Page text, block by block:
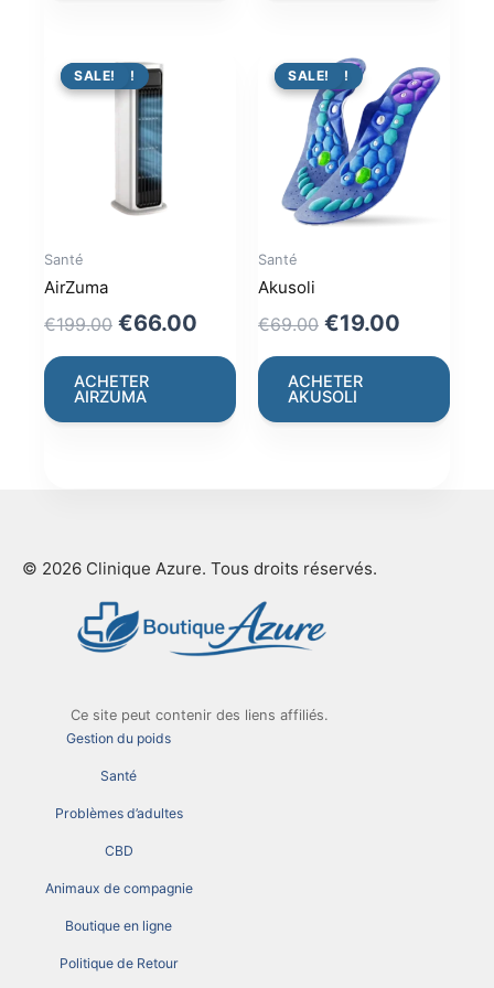
PROMO !
SALE!
Santé
AirZuma
€199.00 Original
price
was:
€199.00.
€66.00 Current
price
€66.00.
ACHETER
AIRZUMA
PROMO !
SALE!
Santé
Akusoli
€69.00 Original
price
was:
€69.00.
€19.00
price
€19.00.
ACHETER
AKUSOLI
© 2026 Clinique Azure. Tous droits réservés.
Ce site peut contenir des liens affiliés.
Gestion du poids
Santé
Problèmes d’adultes
CBD
Animaux de compagnie
Boutique en ligne
Politique de Retour